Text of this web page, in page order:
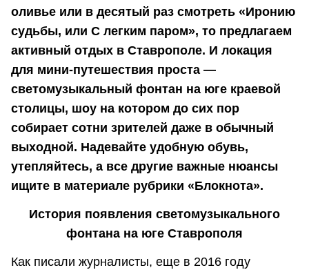
оливье или в десятый раз смотреть «Иронию
судьбы, или С легким паром», то предлагаем
активный отдых в Ставрополе. И локация
для мини-путешествия проста —
светомузыкальный фонтан на юге краевой
столицы, шоу на котором до сих пор
собирает сотни зрителей даже в обычный
выходной. Надевайте удобную обувь,
утепляйтесь, а все другие важные нюансы
ищите в материале рубрики «Блокнота».
История появления светомузыкального
фонтана на юге Ставрополя
Как писали журналисты, еще в 2016 году